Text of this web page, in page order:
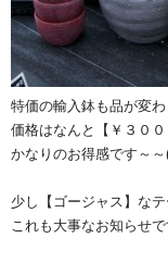
特価の輸入鉢も品が変
価格はなんと【￥３００
かなりのお得感です～～
少し【ゴージャス】な
これも大事なお知らせ